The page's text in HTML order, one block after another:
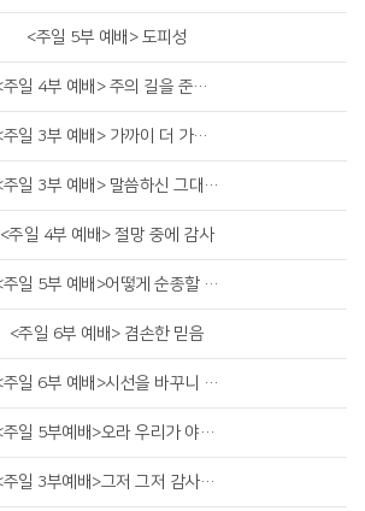
<주일 5부 예배> 도피성
<주일 4부 예배> 주의 길을 준비하라
<주일 3부 예배> 가까이 더 가까이
<주일 3부 예배> 말씀하신 그대로 되리라
<주일 4부 예배> 절망 중에 감사
<주일 5부 예배>어떻게 순종할 수 있을까?
<주일 6부 예배> 겸손한 믿음
<주일 6부 예배>시선을 바꾸니 감사와 기적
<주일 5부예배>오라 우리가 야훼께 노래하자
<주일 3부예배>그저 그저 감사합니다